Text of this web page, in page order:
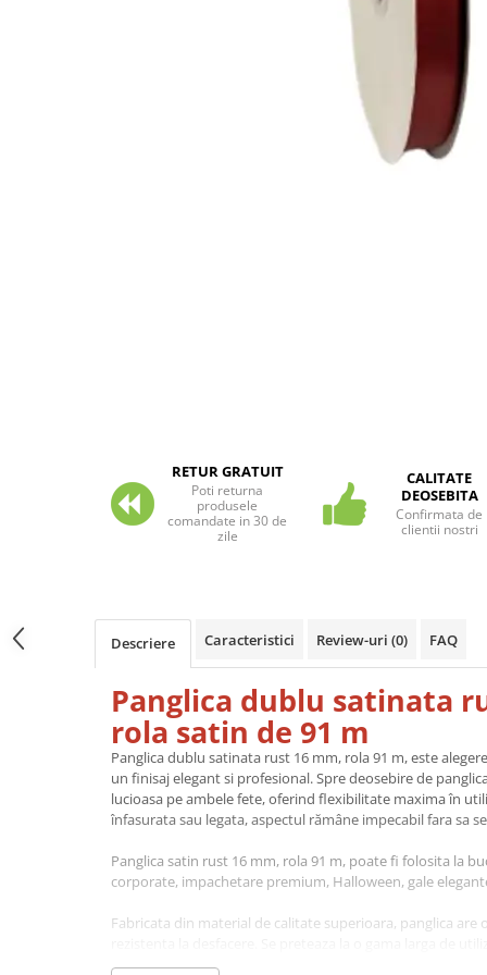
Colectia de carti colorat
Carti pentru copii - Colectia
Povestiri de colorat
Hartie impachetat cadouri
Panglica dublu satinata 6 mm
Panglica dublu satinata 9 mm
Panglica dublu satinata 10 mm
Panglica dublu satinata 16 mm
Hartie copiator alba si colorata
RETUR GRATUIT
Poti returna
produsele
comandate in 30 de
zile
CALITATE
DEOSEBITA
Confirmata de
clientii nostri
Descriere Caracteristici Review-uri (0) FAQ
Panglica dublu satinata
rola satin de 91 m
Panglica dublu satinata rust 16 mm, rola 91 m, este
un finisaj elegant si profesional. Spre deosebire de
lucioasa pe ambele fete, oferind flexibilitate maxima în
înfasurata sau legata, aspectul rămâne impecabil fara sa
Panglica satin rust 16 mm, rola 91 m, poate fi folosita la
corporate, impachetare premium, Halloween, gale
Fabricata din material de calitate superioara, panglica are
cadouri, decoratiuni la nunti, botezuri si alte evenimente,